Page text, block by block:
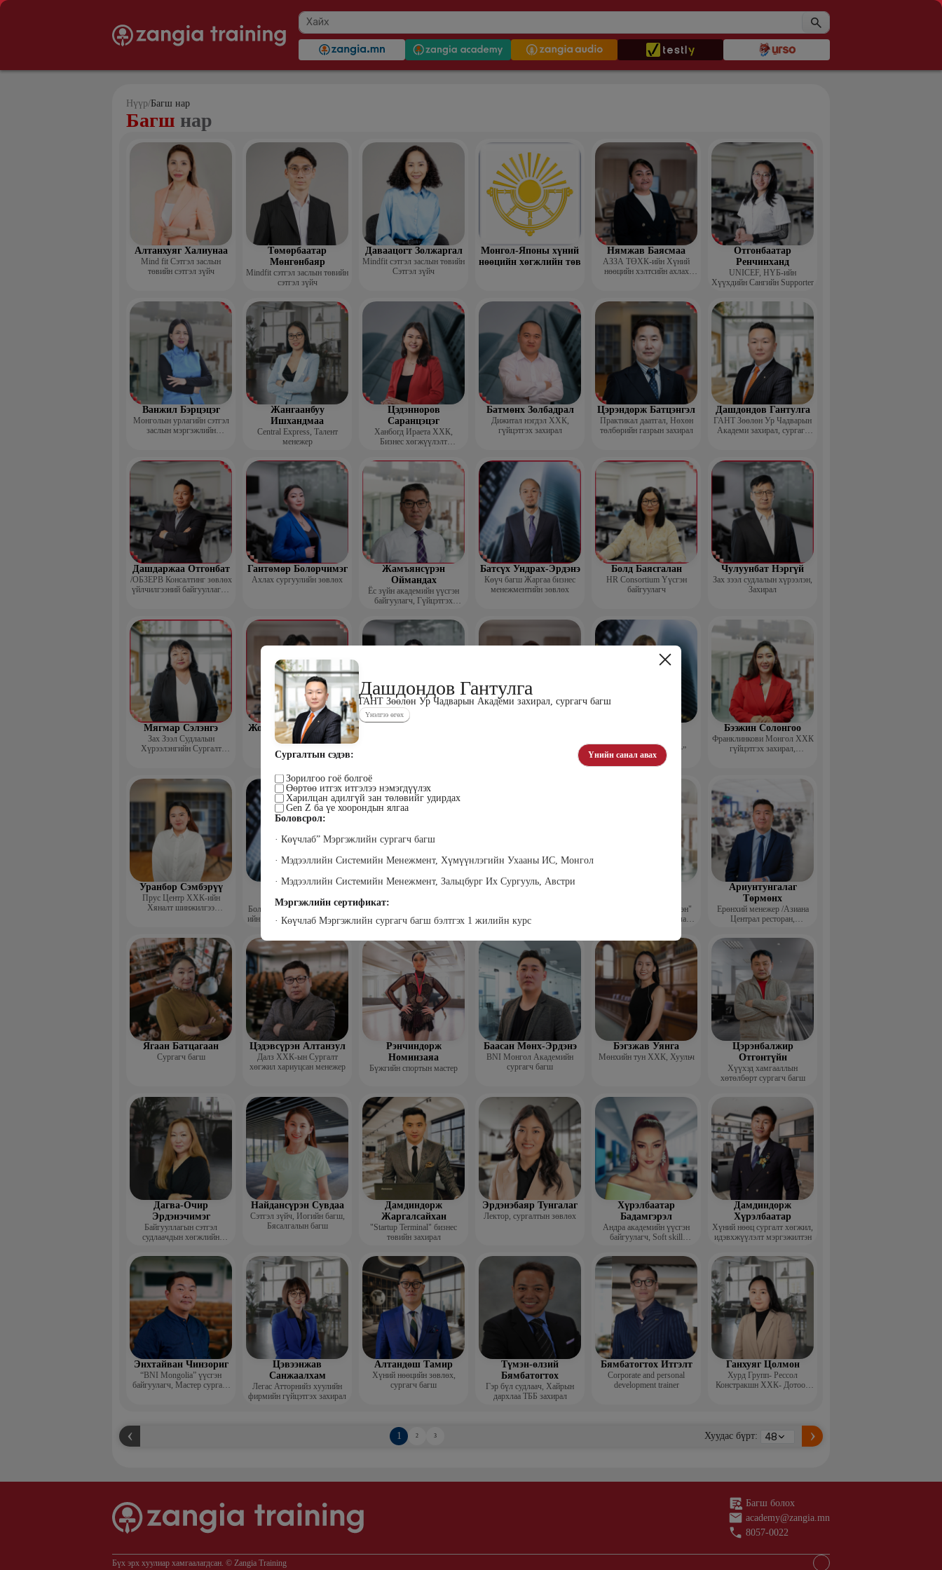
Дашдондов Гантулга
ГАНТ Зөөлөн Ур Чадварын Академи захирал, сургагч багш
Үнэлгээ өгөх
Сургалтын сэдэв: Үнийн санал авах
Зорилгоо гоё болгоё
Өөртөө итгэх итгэлээ нэмэгдүүлэх
Харилцан адилгүй зан төлөвийг удирдах
Gen Z ба үе хоорондын ялгаа
Боловсрол:
· Көүчлаб” Мэргэжлийн сургагч багш
· Мэдээллийн Системийн Менежмент, Хүмүүнлэгийн Ухааны ИС, Монгол
· Мэдээллийн Системийн Менежмент, Зальцбург Их Сургууль, Австри
Мэргэжлийн сертификат:
· Көүчлаб Мэргэжлийн сургагч багш бэлтгэх 1 жилийн курс
Нүүр/Багш нар
Багш нар
Алтанхуяг Халиунаа
Mind fit Сэтгэл заслын
төвийн сэтгэл зүйч
Төмөрбаатар
Мөнгөнбаяр
Mindfit сэтгэл заслын төвийн
сэтгэл зүйч
Даваацогт Золжаргал
Mindfit сэтгэл заслын төвийн
Сэтгэл зүйч
Монгол-Японы хүний
нөөцийн хөгжлийн төв
Нямжав Баясмаа
АЗЗА ТӨХК-ийн Хүний
нөөцийн хэлтсийн ахлах
Отгонбаатар
Ренчинханд
UNIСЕF, НҮБ-ийн
Хүүхдийн Сангийн Supporter
Ванжил Бэрцэцэг
Монголын урлагийн сэтгэл
заслын мэргэжлийн
Жангаанбуу
Ишхандмаа
Central Express, Талент
менежер
Цэдэнноров
Саранцэцэг
Ханбогд Ираета ХХК,
Бизнес хөгжүүлэлт
Батмөнх Золбадрал
Дижитал нэгдэл ХХК,
гүйцэтгэх захирал
Цэрэндорж Батцэнгэл
Практикал даатгал, Нөхөн
төлбөрийн газрын захирал
Дашдондов Гантулга
ГАНТ Зөөлөн Ур Чадварын
Академи захирал, сургагч
Дашдаржаа Отгонбат
/ОБЗЕРВ Консалтинг зөвлөх
үйлчилгээний байгууллагын
Гантөмөр Болорчимэг
Ахлах сургуулийн зөвлөх
Жамъянсүрэн
Оймандах
Ёс зүйн академийн үүсгэн
байгуулагч, Гүйцэтгэх
Батсүх Ундрах-Эрдэнэ
Көүч багш Жаргаа бизнес
менежментийн зөвлөх
Болд Баясгалан
HR Consortium Үүсгэн
байгуулагч
Чулуунбат Нэргүй
Зах зээл судлалын хүрээлэн,
Захирал
Мягмар Сэлэнгэ
Зах Зээл Судлалын
Хүрээлэнгийн Сургалт
Жодов-Иш Борхүүхэн
Зах зээл судлалын
хүрээлэнгийн багш
Наран анд консалтинг”
ХХК-ийн Захирал
Бээжин Солонгоо
Франклинкови Монгол ХХК
гүйцэтгэх захирал,
Уранбор Сэмбэрүү
Прус Центр ХХК-ийн
Хяналт шинжилгээ
тогтолцооны хэрэгжүүлэгч
Энхбаатар
Ичинхорлоо
Болор Үйлсийн Үндэс ТББ-
ийн үүсгэн байгуулагч, Зүрх
сэтгэлийн карьер сургалтын
төвийн нийгмийн ажилтан,
сургагч багш
Ганболд Тод-Эрдэнэ Мэндбаяр Төгөлдөр
захирал
МСНЭ-ийн "Ган үзэгтэн"
шагналт сэтгүүлч, Урлаг
Ариунтунгалаг
Төрмөнх
Ерөнхий менежер /Азиана
Централ ресторан,
катеринг ХХК/
Ягаан Батцагаан
Сургагч багш
Цэдэвсүрэн Алтанзул
Далз ХХК-ын Сургалт
хөгжил хариуцсан менежер
Рэнчиндорж
Номинзаяа
Бүжгийн спортын мастер
Баасан Мөнх-Эрдэнэ
BNI Монгол Академийн
сургагч багш
Бэгзжав Уянга
Мөнхийн тун ХХК, Хуульч
Цэрэнбалжир
Отгонтүйн
Хүүхэд хамгааллын
хөтөлбөрт сургагч багш
Дагва-Очир
Эрдэнэчимэг
Байгууллагын сэтгэл
судлаачдын хөгжлийн
захирал
Найдансүрэн Сувдаа
Сэтгэл зүйч, Иогийн багш,
Бясалгалын багш
Дамдиндорж
Жаргалсайхан
"Startup Terminal" бизнес
төвийн захирал
Эрдэнэбаяр Тунгалаг
Лектор, сургалтын зөвлөх
Хүрэлбаатар
Бадамгэрэл
Андра академийн үүсгэн
байгуулагч, Soft skill
Гоо зүйн ментор, Монголын
мисс, Топ модель
Дамдиндорж
Хүрэлбаатар
Хүний нөөц сургалт хөгжил,
идэвхжүүлэлт мэргэжилтэн
Энхтайван Чинзориг
“BNI Mongolia” үүсгэн
байгуулагч, Мастер сургагч
Цэвээнжав
Санжаалхам
Легас Атторнийз хуулийн
фирмийн гүйцэтгэх захирал
Алтандөш Тамир
Хүний нөөцийн зөвлөх,
сургагч багш
Түмэн-өлзий
Бямбатогтох
Гэр бүл судлаач, Хайрын
дархлаа ТББ захирал
Бямбатогтох Итгэлт
Corporate and personal
development trainer
Ганхуяг Цолмон
Хурд Групп- Рессол
Констракшн ХХК- Дотоод
1 2 3 Хуудас бүрт:
Багш болох
academy@zangia.mn
8057-0022
Бүх эрх хуулиар хамгаалагдсан. © Zangia Training